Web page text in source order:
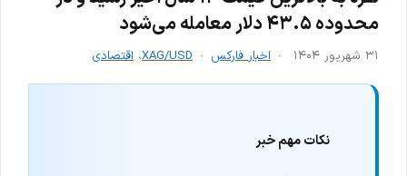
محدوده ۴۳.۵ دلار معامله می‌شود
۳۱ شهریور ۱۴۰۴ اخبار فارکس XAG/USD، اقتصادی
نکات مهم خبر